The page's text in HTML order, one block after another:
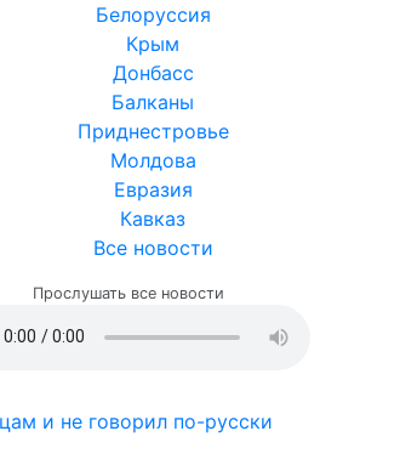
Белоруссия
Крым
Донбасс
Балканы
Приднестровье
Молдова
Евразия
Кавказ
Все новости
Прослушать все новости
и не говорил по-русски